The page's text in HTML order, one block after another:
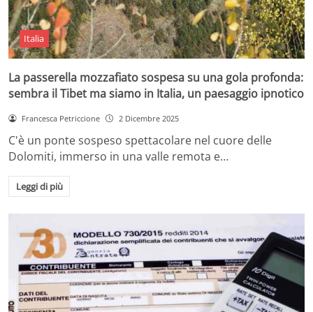
Italia
La passerella mozzafiato sospesa su una gola profonda:
sembra il Tibet ma siamo in Italia, un paesaggio ipnotico
Francesca Petriccione 2 Dicembre 2025
C'è un ponte sospeso spettacolare nel cuore delle
Dolomiti, immerso in una valle remota e…
Leggi di più